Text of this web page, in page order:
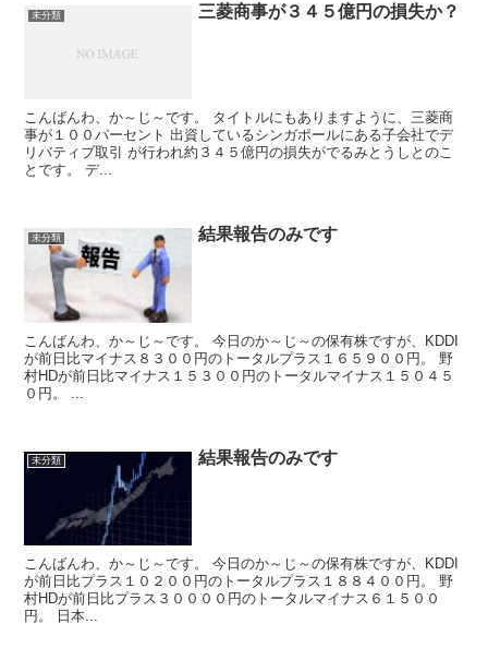
未分類 三菱商事が３４５億円の損失か？
こんばんわ、か～じ～です。 タイトルにもありますように、三菱商
事が１００パーセント 出資しているシンガポールにある子会社でデ
リバティブ取引 が行われ約３４５億円の損失がでるみとうしとのこ
とです。 デ...
未分類 結果報告のみです
こんばんわ、か～じ～です。 今日のか～じ～の保有株ですが、KDDI
が前日比マイナス８３００円のトータルプラス１６５９００円。 野
村HDが前日比マイナス１５３００円のトータルマイナス１５０４５
０円。 ...
未分類 結果報告のみです
こんばんわ、か～じ～です。 今日のか～じ～の保有株ですが、KDDI
が前日比プラス１０２００円のトータルプラス１８８４００円。 野
村HDが前日比プラス３００００円のトータルマイナス６１５００
円。 日本...